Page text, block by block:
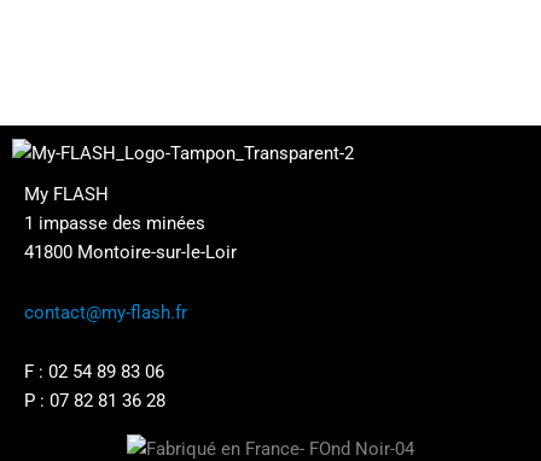
My FLASH
1 impasse des minées
41800 Montoire-sur-le-Loir
contact@my-flash.fr
F : 02 54 89 83 06
P : 07 82 81 36 28